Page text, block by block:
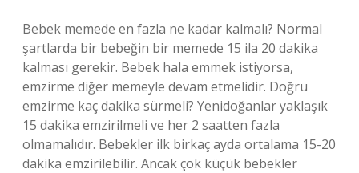
Bebek memede en fazla ne kadar kalmalı? Normal
şartlarda bir bebeğin bir memede 15 ila 20 dakika
kalması gerekir. Bebek hala emmek istiyorsa,
emzirme diğer memeyle devam etmelidir. Doğru
emzirme kaç dakika sürmeli? Yenidoğanlar yaklaşık
15 dakika emzirilmeli ve her 2 saatten fazla
olmamalıdır. Bebekler ilk birkaç ayda ortalama 15-20
dakika emzirilebilir. Ancak çok küçük bebekler